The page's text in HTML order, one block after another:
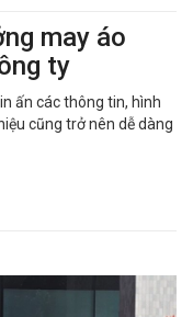
may áo
ty
ấn các thông tin, hình
cũng trở nên dễ dàng